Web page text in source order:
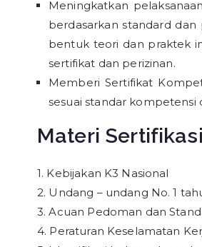
Meningkatkan
berdasarkan standard
bentuk teori dan praktek
sertifikat dan perizinan.
Memberi Sertifikat
sesuai standar
Materi Sertifikasi
1. Kebijakan K3 Nasional
2. Undang – undang No. 1
3. Acuan Pedoman dan
4. Peraturan Keselamatan